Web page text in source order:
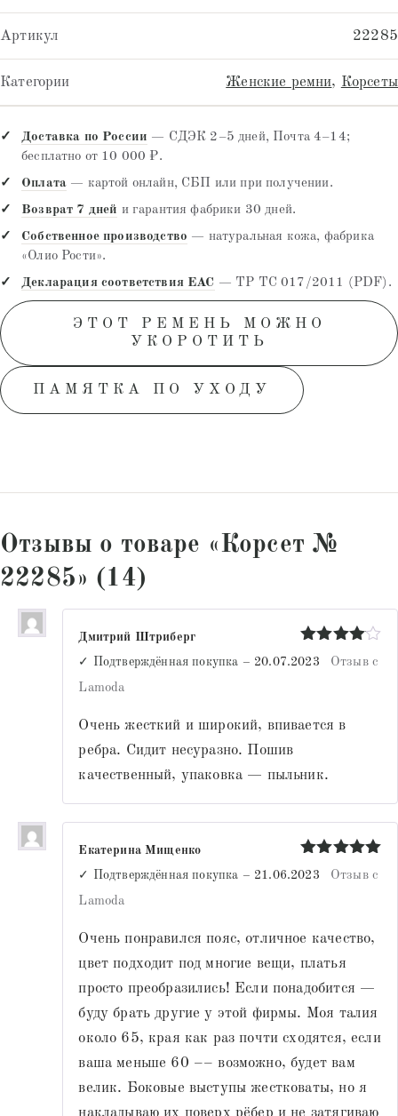
Артикул 22285
Категории Женские ремни, Корсеты
Доставка по России — СДЭК 2–5 дней, Почта 4–14;
бесплатно от 10 000 ₽.
Оплата — картой онлайн, СБП или при получении.
Возврат 7 дней и гарантия фабрики 30 дней.
Собственное производство — натуральная кожа, фабрика
«Олио Рости».
Декларация соответствия EAC — ТР ТС 017/2011 (PDF).
ЭТОТ РЕМЕНЬ МОЖНО
УКОРОТИТЬ
ПАМЯТКА ПО УХОДУ
Отзывы о товаре «Корсет №
22285» (14)
Оценка
из 5
Дмитрий Штриберг
✓ Подтверждённая покупка – 20.07.2023
Отзыв с
Lamoda
Очень жесткий и широкий, впивается в
ребра. Сидит несуразно. Пошив
качественный, упаковка — пыльник.
Оценка
из 5
Екатерина Мищенко
✓ Подтверждённая покупка – 21.06.2023
Отзыв с
Lamoda
Очень понравился пояс, отличное качество,
цвет подходит под многие вещи, платья
просто преобразились! Если понадобится —
буду брать другие у этой фирмы. Моя талия
около 65, края как раз почти сходятся, если
ваша меньше 60 –– возможно, будет вам
велик. Боковые выступы жестковаты, но я